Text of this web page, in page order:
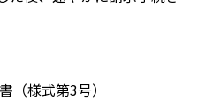
（様式第3号）